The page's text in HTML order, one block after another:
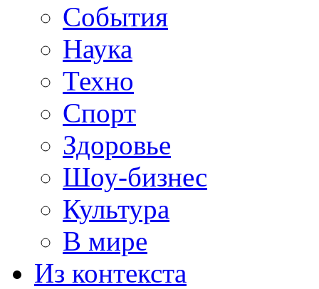
События
Наука
Техно
Спорт
Здоровье
Шоу-бизнес
Культура
В мире
Из контекста